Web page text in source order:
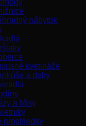
nábytok
kvetináče
a deky
a Misy
prostriedky